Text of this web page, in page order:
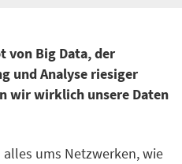
von Big Data, der
und Analyse riesiger
wir wirklich unsere Daten
ums Netzwerken, wie